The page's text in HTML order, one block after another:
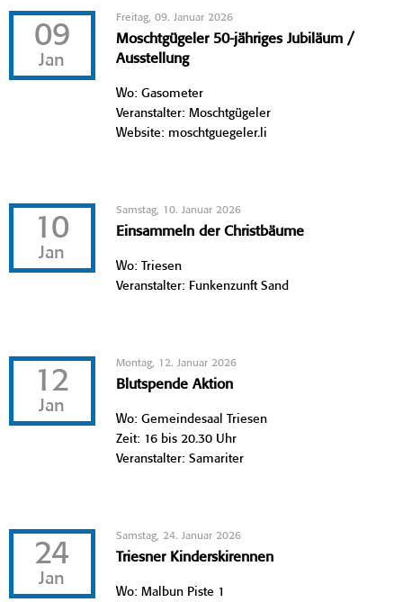
09
Jan
Freitag, 09. Januar 2026
Moschtgügeler 50-jähriges Jubiläum /
Ausstellung
Wo: Gasometer
Veranstalter: Moschtgügeler
Website: moschtguegeler.li
10
Jan
Samstag, 10. Januar 2026
Einsammeln der Christbäume
Wo: Triesen
Veranstalter: Funkenzunft Sand
12
Jan
Montag, 12. Januar 2026
Blutspende Aktion
Wo: Gemeindesaal Triesen
Zeit: 16 bis 20.30 Uhr
Veranstalter: Samariter
24
Jan
Samstag, 24. Januar 2026
Triesner Kinderskirennen
Wo: Malbun Piste 1